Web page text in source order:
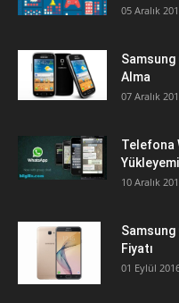
05 Aralık
Samsung
Alma
07 Aralık
Telefona
10 Aralık
Fiyatı
01 Eylül